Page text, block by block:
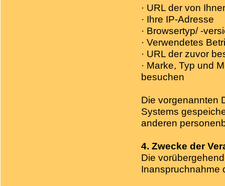
· URL der von
· Ihre IP-Adresse
· Browsertyp/ -
· Verwendetes
· URL der zuvor
· Marke, Typ und
besuchen
Die vorgenannten
Systems
anderen
4. Zwecke der
Die
Inanspruchnahme